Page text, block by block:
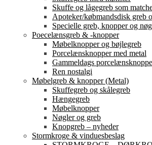
Skuffe og lågegreb som
Apoteker/købmandsdisk greb
Specielle greb, knopper og
Poecelænsgreb & -knopper
Møbelknopper og bøjlegreb
Porcelænsknopper med metal
Gammeldags
Ren nostalgi
Møbelgreb & knopper (Metal)
Skuffegreb og skålegreb
Hængegreb
Møbelknopper
Nøgler og greb
Knopgreb – nyheder
Stormkroge & vinduesbeslag